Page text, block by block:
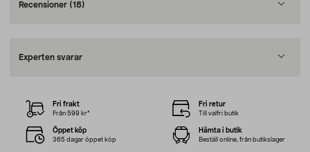
Recensioner (18)
Experten svarar
Fri frakt
Från 599 kr*
Fri retur
Till valfri butik
Öppet köp
365 dagar öppet köp
Hämta i butik
Beställ online, från butikslager